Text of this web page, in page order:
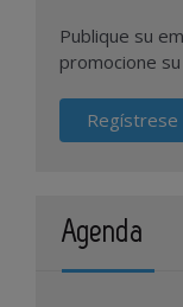
Publique su
promocione
Regístrese
Agenda